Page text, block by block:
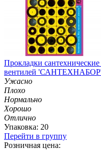
Прокладки
вентилей
Ужасно
Плохо
Нормально
Хорошо
Отлично
Упаковка: 20
Перейти в группу
Розничная цена: